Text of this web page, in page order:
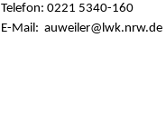
Telefon: 0221 5340-160
E-Mail: auweiler@ lwk.nrw.de